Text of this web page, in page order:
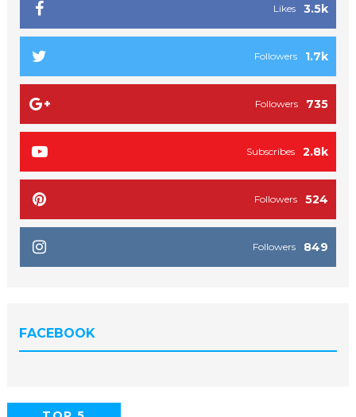
3.5k
Likes
1.7k
Followers
735
Followers
2.8k
Subscribes
524
Followers
849
Followers
FACEBOOK